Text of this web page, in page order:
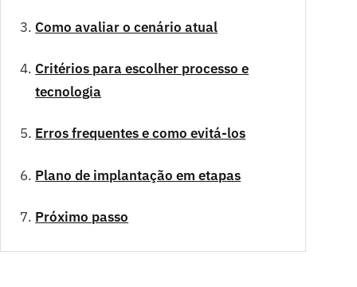
Como avaliar o cenário atual
Critérios para escolher processo e
tecnologia
Erros frequentes e como evitá-los
Plano de implantação em etapas
Próximo passo